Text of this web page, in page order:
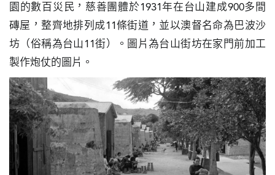
門
索
園的數百災民，慈善團體於1931年在台山建成900多間
磚屋，整齊地排列成11條街道，並以澳督名命為巴波沙
坊（俗稱為台山11街）。圖片為台山街坊在家門前加工
製作炮仗的圖片。